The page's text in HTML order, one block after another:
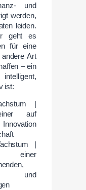
und
werden,
leiden.
geht es
für eine
andere Art
– ein
ist:
|
auf
|
einer
und